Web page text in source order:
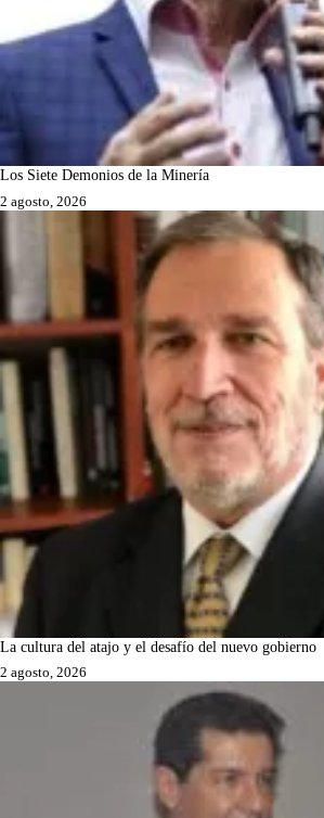
Los Siete Demonios de la Minería
2 agosto, 2026
La cultura del atajo y el desafío del nuevo gobierno
2 agosto, 2026